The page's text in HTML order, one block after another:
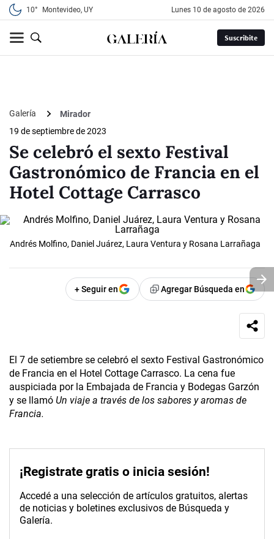
10° Montevideo, UY lunes 10 de agosto de 2026
Suscribite
Galería
Mirador
19 de septiembre de 2023
Se celebró el sexto Festival
Gastronómico de Francia en el
Hotel Cottage Carrasco
Andrés Molfino, Daniel Juárez, Laura Ventura y Rosana Larrañaga
+ Seguir en Agregar Búsqueda en
El 7 de setiembre se celebró el sexto Festival Gastronómico
de Francia en el Hotel Cottage Carrasco. La cena fue
auspiciada por la Embajada de Francia y Bodegas Garzón
y se llamó Un viaje a través de los sabores y aromas de
Francia.
¡Registrate gratis o inicia sesión!
Accedé a una selección de artículos gratuitos, alertas
de noticias y boletines exclusivos de Búsqueda y
Galería.